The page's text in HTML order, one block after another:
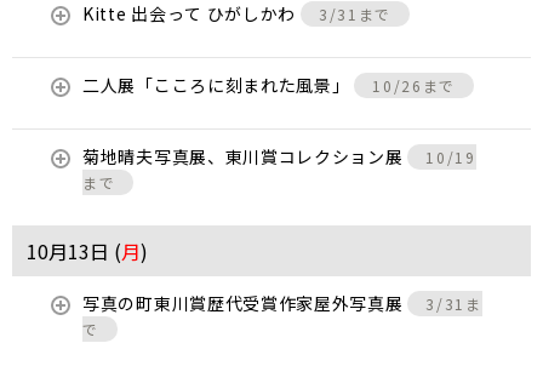
Kitte 出会って ひがしかわ 3/31まで
二人展「こころに刻まれた風景」 10/26まで
菊地晴夫写真展、東川賞コレクション展
10/19
まで
10月13日 (月)
写真の町東川賞歴代受賞作家屋外写真展
3/31ま
で